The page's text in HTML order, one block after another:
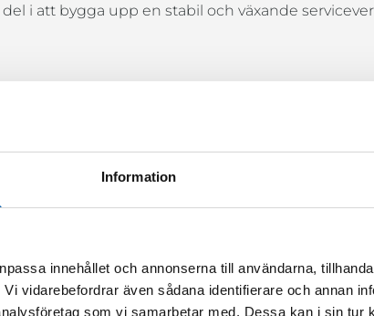
Information
innehållet och annonserna till användarna,
vidarebefordrar även sådana identifierare och annan
som vi samarbetar med. Dessa kan i sin tur
i att bygga upp en stabil och växande
affärer
och affärsutveckling